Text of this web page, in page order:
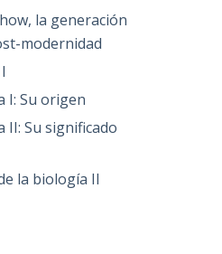
la generación
modernidad
I: Su origen
II: Su significado
la biología II